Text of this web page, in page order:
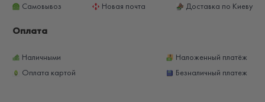
Самовывоз Новая почта Доставка по Киеву
Оплата
Наличными
Наложенный платёж
Оплата картой
Безналичный платеж